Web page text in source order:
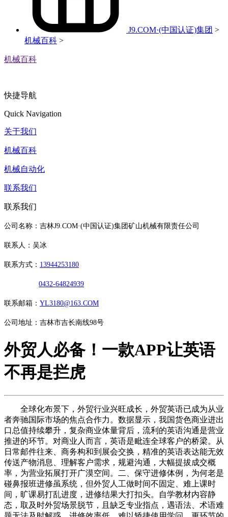
J9.COM·(中国认证)集团 >
机械百科 >
机械百科
快捷导航
Quick Navigation
关于我们
机械百科
机械自动化
联系我们
联系我们
公司名称：吉林J9.COM·(中国认证)集团矿山机械有限责任公司
联系人：吴冰
联系方式： 13944253180
0432-64824939
联系邮箱： YL3180@163.COM
公司地址：吉林市吉长南线98号
外贸人必备！一款APP让英语
不再是拦虎
全球化布景下，外贸行业兴旺成长，外贸英语已成为从业
者奔驰国际市场的焦点合作力。数据显示，我国货色商业进出
口总值持续攀升，复杂商业体量背后，流利的英语沟通是营业
推进的环节。对商业人而言，英语是毗连全球客户的桥梁。从
日常邮件往来、商务构和到展会交换，精准的英语表达能无效
传送产物消息、理解客户需求，规避沟通，大幅提拔成交概
率，为营业拓展打开广漠空间。二、保守进修体例，为何老是
碰鼻报班进修虽系统，但外贸人工做时间不固定、难上课时
间，旷课易打乱进度，进修结果大打扣头。自学教材内容静
态，取及时外贸场景脱节，且缺乏专业指点，遇语法、术语难